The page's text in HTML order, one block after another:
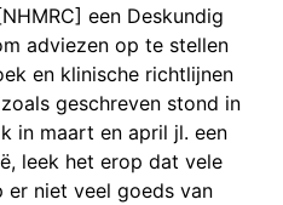
een Deskundig
adviezen op te stellen
en klinische richtlijnen
geschreven stond in
in maart en april jl. een
leek het erop dat vele
er niet veel goeds van